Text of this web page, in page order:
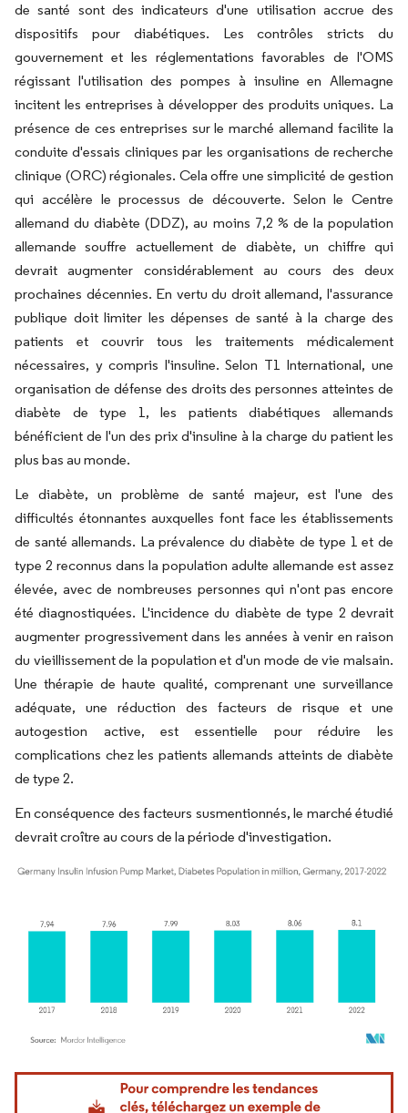
de santé sont des indicateurs d'une utilisation accrue des
dispositifs pour diabétiques. Les contrôles stricts du
gouvernement et les réglementations favorables de l'OMS
régissant l'utilisation des pompes à insuline en Allemagne
incitent les entreprises à développer des produits uniques. La
présence de ces entreprises sur le marché allemand facilite la
conduite d'essais cliniques par les organisations de recherche
clinique (ORC) régionales. Cela offre une simplicité de gestion
qui accélère le processus de découverte. Selon le Centre
allemand du diabète (DDZ), au moins 7,2 % de la population
allemande souffre actuellement de diabète, un chiffre qui
devrait augmenter considérablement au cours des deux
prochaines décennies. En vertu du droit allemand, l'assurance
publique doit limiter les dépenses de santé à la charge des
patients et couvrir tous les traitements médicalement
nécessaires, y compris l'insuline. Selon T1 International, une
organisation de défense des droits des personnes atteintes de
diabète de type 1, les patients diabétiques allemands
bénéficient de l'un des prix d'insuline à la charge du patient les
plus bas au monde.
Le diabète, un problème de santé majeur, est l'une des
difficultés étonnantes auxquelles font face les établissements
de santé allemands. La prévalence du diabète de type 1 et de
type 2 reconnus dans la population adulte allemande est assez
élevée, avec de nombreuses personnes qui n'ont pas encore
été diagnostiquées. L'incidence du diabète de type 2 devrait
augmenter progressivement dans les années à venir en raison
du vieillissement de la population et d'un mode de vie malsain.
Une thérapie de haute qualité, comprenant une surveillance
adéquate, une réduction des facteurs de risque et une
autogestion active, est essentielle pour réduire les
complications chez les patients allemands atteints de diabète
de type 2.
En conséquence des facteurs susmentionnés, le marché étudié
devrait croître au cours de la période d'investigation.
Image © Mordor Intelligence. La réutilisation nécessite une attribution sous CC BY